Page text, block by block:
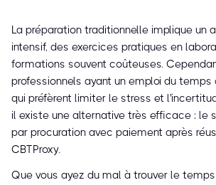
La préparation traditionnelle implique un
intensif, des exercices pratiques en
formations souvent coûteuses.
professionnels ayant un emploi du temps
qui préfèrent limiter le stress et
il existe une alternative très efficace : le
par procuration avec paiement après
CBTProxy.
Que vous ayez du mal à trouver le